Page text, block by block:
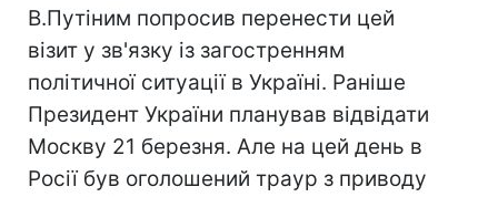
В.Путіним попросив перенести цей
візит у зв'язку із загостренням
політичної ситуації в Україні. Раніше
Президент України планував відвідати
Москву 21 березня. Але на цей день в
Росії був оголошений траур з приводу